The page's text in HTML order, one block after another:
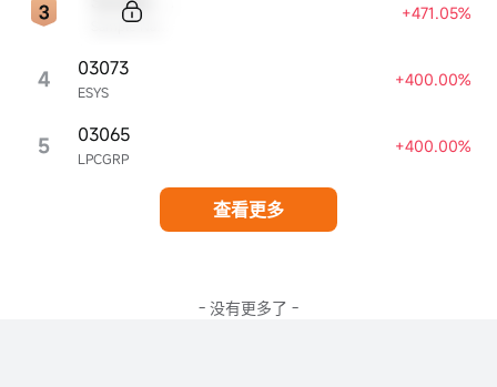
+471.05%
4 ESYS
03073 +400.00%
5 LPCGRP
03065 +400.00%
查看更多
- 没有更多了 -